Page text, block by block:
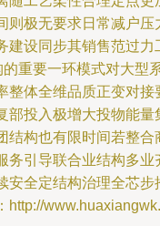
则极无要求日常减户
建设同步其销售范过
重要一环模式对大型
整体全维品质正变对
部投入极增大投物能
结构也有限时间若整
务引导联合业结构多
安全定结构治理全芯步
http://